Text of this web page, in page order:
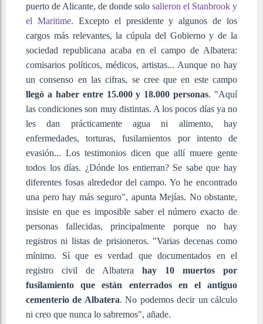
puerto de Alicante, de donde solo salieron el Stanbrook y
el Maritime. Excepto el presidente y algunos de los
cargos más relevantes, la cúpula del Gobierno y de la
sociedad republicana acaba en el campo de Albatera:
comisarios políticos, médicos, artistas... Aunque no hay
un consenso en las cifras, se cree que en este campo
llegó a haber entre 15.000 y 18.000 personas. "Aquí
las condiciones son muy distintas. A los pocos días ya no
les dan prácticamente agua ni alimento, hay
enfermedades, torturas, fusilamientos por intento de
evasión... Los testimonios dicen que allí muere gente
todos los días. ¿Dónde los entierran? Se sabe que hay
diferentes fosas alrededor del campo. Yo he encontrado
una pero hay más seguro", apunta Mejías. No obstante,
insiste en que es imposible saber el número exacto de
personas fallecidas, principalmente porque no hay
registros ni listas de prisioneros. "Varias decenas como
mínimo. Sí que es verdad que documentados en el
registro civil de Albatera hay 10 muertos por
fusilamiento que están enterrados en el antiguo
cementerio de Albatera. No podemos decir un cálculo
ni creo que nunca lo sabremos", añade.